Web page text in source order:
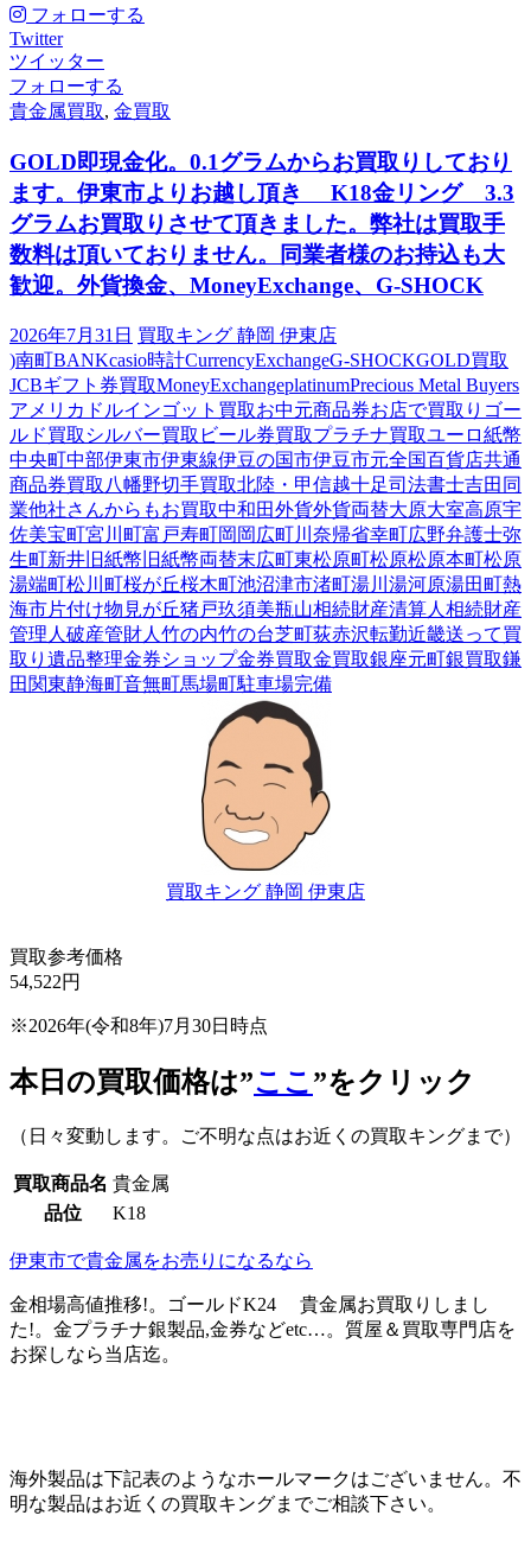
フォローする
Twitter
ツイッター
フォローする
貴金属買取, 金買取
GOLD即現金化。0.1グラムからお買取りしており
ます。伊東市よりお越し頂き K18金リング 3.3
グラムお買取りさせて頂きました。弊社は買取手
数料は頂いておりません。同業者様のお持込も大
歓迎。外貨換金、MoneyExchange、G-SHOCK
2026年7月31日 買取キング 静岡 伊東店
)南町BANKcasio時計CurrencyExchangeG-SHOCKGOLD買取
JCBギフト券買取MoneyExchangeplatinumPrecious Metal Buyers
アメリカドルインゴット買取お中元商品券お店で買取り ゴー
ルド買取 シルバー買取 ビール券買取プラチナ買取ユーロ紙幣
中央町中部伊東市伊東線伊豆の国市伊豆市元全国百貨店共通
商品券買取 八幡野切手買取北陸・甲信越十足司法書士吉田 同
業他社さんからもお買取中和田外貨外貨両替大原大室高原宇
佐美宝町宮川町富戸寿町岡 岡広町川奈帰省幸町広野弁護士弥
生町新井 旧紙幣 旧紙幣両替末広町東松原町松原松原本町松原
湯端町松川町桜が丘桜木町池沼津市渚町湯川 湯河原湯田町熱
海市片付け物見が丘猪戸玖須美瓶山相続財産清算人 相続財産
管理人 破産管財人 竹の内竹の台芝町荻赤沢転勤近畿送って買
取り 遺品整理金券ショップ金券買取金買取銀座元町銀買取鎌
田 関東静海町音無町馬場町駐車場完備
買取キング 静岡 伊東店
買取参考価格
54,522円
※2026年(令和8年)7月30日時点
本日の買取価格は”ここ”をクリック
（日々変動します。ご不明な点はお近くの買取キングまで）
買取商品名 貴金属
品位
K18
伊東市で貴金属をお売りになるなら
金相場高値推移!。ゴールドK24 貴金属お買取りしまし
た!。金プラチナ銀製品,金券などetc…。質屋＆買取専門店を
お探しなら当店迄。
海外製品は下記表のようなホールマークはございません。不
明な製品はお近くの買取キングまでご相談下さい。